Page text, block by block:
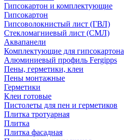
Гипсокартон и комплектующие
Гипсокартон
Гипсоволокнистый лист (ГВЛ)
Стекломагниевый лист (СМЛ)
Аквапанели
Комплектующие для гипсокартона
Алюминиевый профиль Fergipps
Пены, герметики, клеи
Пены монтажные
Герметики
Клеи готовые
Пистолеты для пен и герметиков
Плитка тротуарная
Плитка
Плитка фасадная